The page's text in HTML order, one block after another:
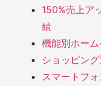
150%売上ア
績
機能別ホー
ショッピン
スマートフ